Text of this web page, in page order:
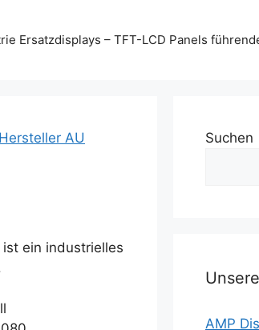
Ersatzdisplays – TFT-LCD Panels
AU
ein industrielles
Suchen
AMP